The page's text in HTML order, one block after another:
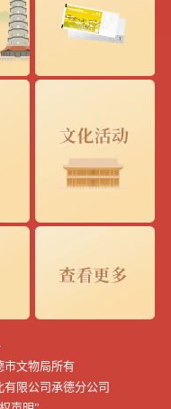
市文物局所有
限公司承德分公司